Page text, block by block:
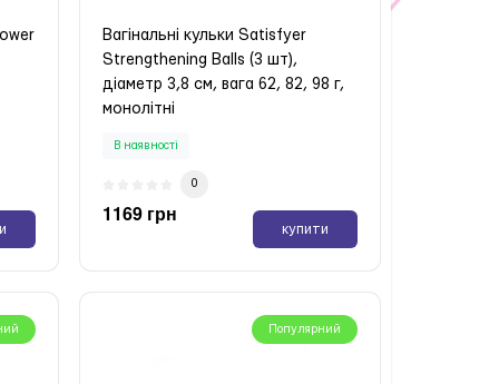
Вагінальні кульки Satisfyer
Strengthening Balls (3 шт),
діаметр 3,8 см, вага 62, 82, 98 г,
монолітні
В наявності
0
1169 грн
купити
Популярний